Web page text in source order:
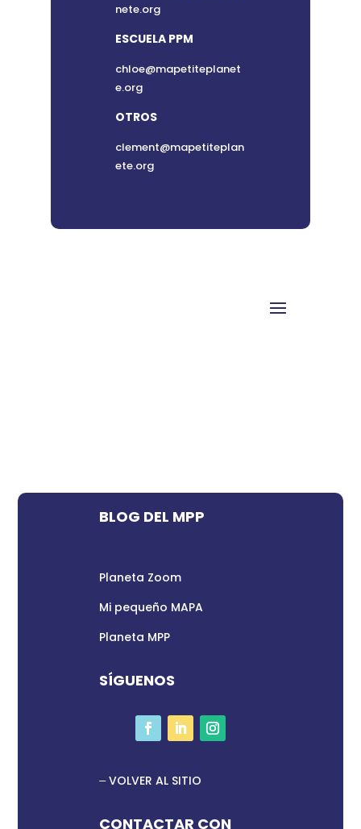
nete.org
ESCUELA PPM
chloe@mapetiteplanet
e.org
OTROS
clement@mapetiteplan
ete.org
BLOG DEL MPP
Planeta Zoom
Mi pequeño MAPA
Planeta MPP
SÍGUENOS
VOLVER AL SITIO
CONTACTAR CON